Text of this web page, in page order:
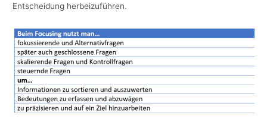
Entscheidung herbeizuführen.